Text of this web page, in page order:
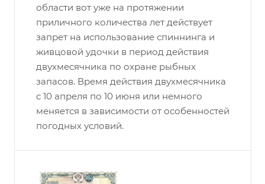
области вот уже на протяжении
приличного количества лет действует
запрет на использование спиннинга и
живцовой удочки в период действия
двухмесячника по охране рыбных
запасов. Время действия двухмесячника
с 10 апреля по 10 июня или немного
меняется в зависимости от особенностей
погодных условий.